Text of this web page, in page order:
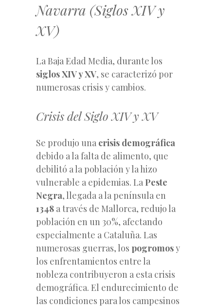
Navarra (Siglos XIV y
XV)
La Baja Edad Media, durante los
siglos XIV y XV, se caracterizó por
numerosas crisis y cambios.
Crisis del Siglo XIV y XV
Se produjo una crisis demográfica
debido a la falta de alimento, que
debilitó a la población y la hizo
vulnerable a epidemias. La Peste
Negra, llegada a la península en
1348 a través de Mallorca, redujo la
población en un 30%, afectando
especialmente a Cataluña. Las
numerosas guerras, los pogromosy
los enfrentamientos entre la
nobleza contribuyeron a esta crisis
demográfica. El endurecimiento de
las condiciones para los campesinos